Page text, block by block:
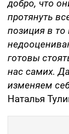
добро, что
протянуть
позиция в то
готовы
нас самих.
изменяем
Наталья